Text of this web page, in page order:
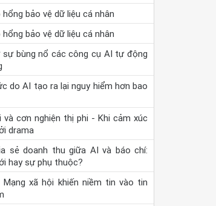
bảo vệ dữ liệu cá nhân
bảo vệ dữ liệu cá nhân
sự bùng nổ các công cụ AI tự động
do AI tạo ra lại nguy hiểm hơn bao
và cơn nghiện thị phi - Khi cảm xúc
drama
sẻ doanh thu giữa AI và báo chí:
hay sự phụ thuộc?
Mạng xã hội khiến niềm tin vào tin